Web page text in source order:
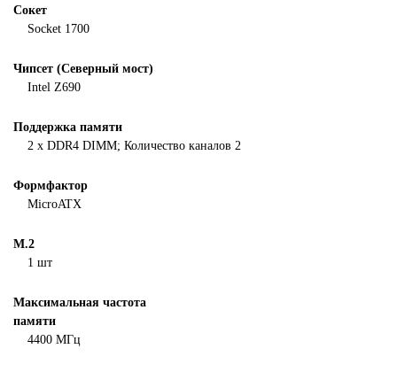
Сокет
Socket 1700
Чипсет (Северный мост)
Intel Z690
Поддержка памяти
2 x DDR4 DIMM; Количество каналов 2
Формфактор
MicroATX
M.2
1 шт
Максимальная частота
памяти
4400 МГц